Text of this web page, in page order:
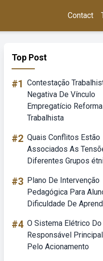
Contact
Top Post
#1 Contestação
Negativa De Vínculo
Empregatício Reforma
Trabalhista
#2 Quais Conflitos Estão
Associados As
Diferentes Grupos
#3 Plano De Intervenção
Pedagógica Para
Dificuldade De
#4 O Sistema Elétrico
Responsável
Pelo Acionamento